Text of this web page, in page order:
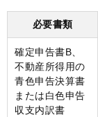
必要書類
確定申告書B、
不動産所得用の
青色申告決算書
または白色申告
収支内訳書